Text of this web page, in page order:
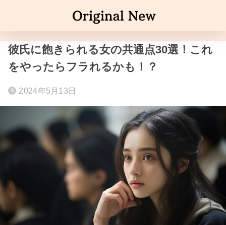
彼氏に飽きられる女の共通点30選！これ
をやったらフラれるかも！？
2024年5月13日